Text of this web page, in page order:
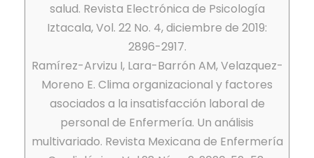
salud. Revista Electrónica de Psicología
Iztacala, Vol. 22 No. 4, diciembre de 2019:
2896-2917.
Ramírez-Arvizu I, Lara-Barrón AM, Velazquez-
Moreno E. Clima organizacional y factores
asociados a la insatisfacción laboral de
personal de Enfermería. Un análisis
multivariado. Revista Mexicana de Enfermería